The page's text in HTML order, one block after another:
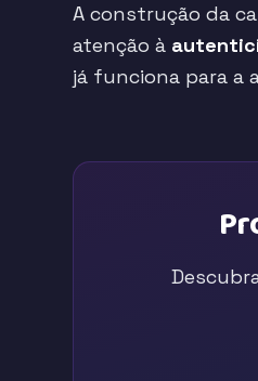
A construção da
atenção à
já funciona para a